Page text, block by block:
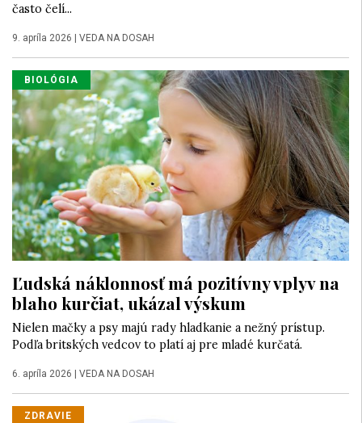
často čelí...
9. apríla 2026 | VEDA NA DOSAH
BIOLÓGIA
Ľudská náklonnosť má pozitívny vplyv na
blaho kurčiat, ukázal výskum
Nielen mačky a psy majú rady hladkanie a nežný prístup.
Podľa britských vedcov to platí aj pre mladé kurčatá.
6. apríla 2026 | VEDA NA DOSAH
ZDRAVIE